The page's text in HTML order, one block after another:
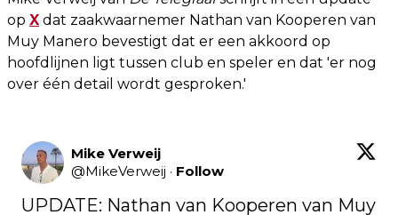
op X dat zaakwaarnemer Nathan van Kooperen van
Muy Manero bevestigt dat er een akkoord op
hoofdlijnen ligt tussen club en speler en dat 'er nog
over één detail wordt gesproken.'
Mike Verweij
@MikeVerweij · Follow
UPDATE: Nathan van Kooperen van Muy